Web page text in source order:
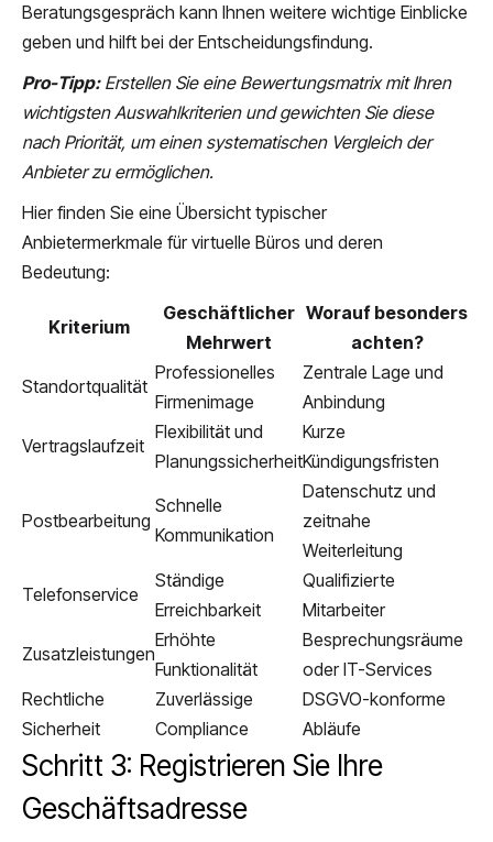
Beratungsgespräch kann Ihnen weitere wichtige Einblicke
geben und hilft bei der Entscheidungsfindung.
Pro-Tipp: Erstellen Sie eine Bewertungsmatrix mit Ihren
wichtigsten Auswahlkriterien und gewichten Sie diese
nach Priorität, um einen systematischen Vergleich der
Anbieter zu ermöglichen.
Hier finden Sie eine Übersicht typischer
Anbietermerkmale für virtuelle Büros und deren
Bedeutung:
Kriterium
Geschäftlicher
Mehrwert
Worauf besonders
achten?
Standortqualität
Professionelles
Firmenimage
Zentrale Lage und
Anbindung
Vertragslaufzeit
Flexibilität und
Planungssicherheit
Kurze
Kündigungsfristen
Postbearbeitung
Schnelle
Kommunikation
Datenschutz und
zeitnahe
Weiterleitung
Telefonservice
Ständige
Erreichbarkeit
Qualifizierte
Mitarbeiter
Zusatzleistungen
Erhöhte
Funktionalität
Besprechungsräume
oder IT-Services
Rechtliche
Sicherheit
Zuverlässige
Compliance
DSGVO-konforme
Abläufe
Schritt 3: Registrieren Sie Ihre
Geschäftsadresse